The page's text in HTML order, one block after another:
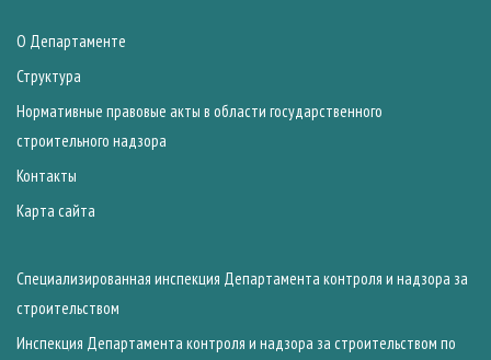
О Департаменте
Структура
Нормативные правовые акты в области государственного
строительного надзора
Контакты
Карта сайта
Специализированная инспекция Департамента контроля и надзора за
строительством
Инспекция Департамента контроля и надзора за строительством по